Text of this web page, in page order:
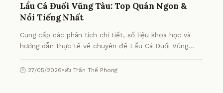
Lẩu Cá Đuối Vũng Tàu: Top Quán Ngon &
Nổi Tiếng Nhất
Cung cấp các phân tích chi tiết, số liệu khoa học và
hướng dẫn thực tế về chuyên đề Lẩu Cá Đuối Vũng
🕒 27/05/2026•✍️ Trần Thế Phong